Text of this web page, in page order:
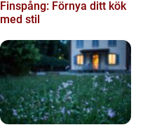
Finspång: Förnya ditt kök
med stil